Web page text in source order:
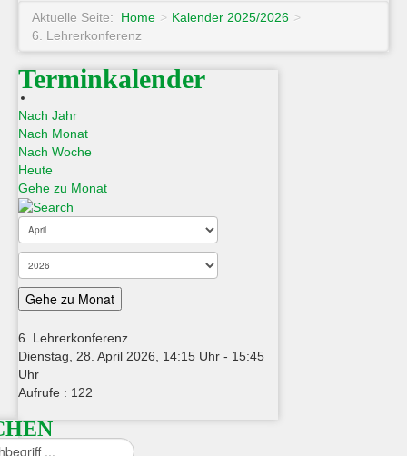
Aktuelle Seite: Home > Kalender 2025/2026 >
6. Lehrerkonferenz
Terminkalender
Nach Jahr
Nach Monat
Nach Woche
Heute
Gehe zu Monat
Gehe zu Monat
6. Lehrerkonferenz
Dienstag, 28. April 2026, 14:15 Uhr - 15:45
Uhr
Aufrufe : 122